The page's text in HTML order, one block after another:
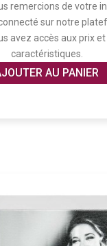
remercions de votre
sur notre
avez accès aux prix et
caractéristiques.
AU PANIER